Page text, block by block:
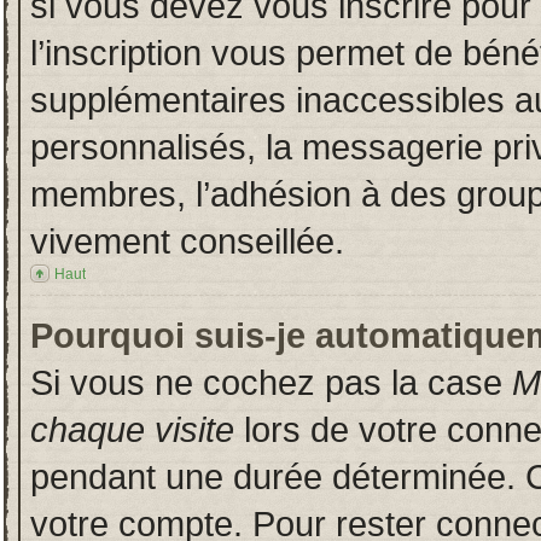
l’inscription vous permet de
supplémentaires inaccessibles
personnalisés, la messagerie
membres, l’adhésion à des
vivement conseillée.
Haut
Pourquoi suis-je
Si vous ne cochez pas la case
chaque visite lors de votre
pendant une durée déterminée.
votre compte. Pour rester